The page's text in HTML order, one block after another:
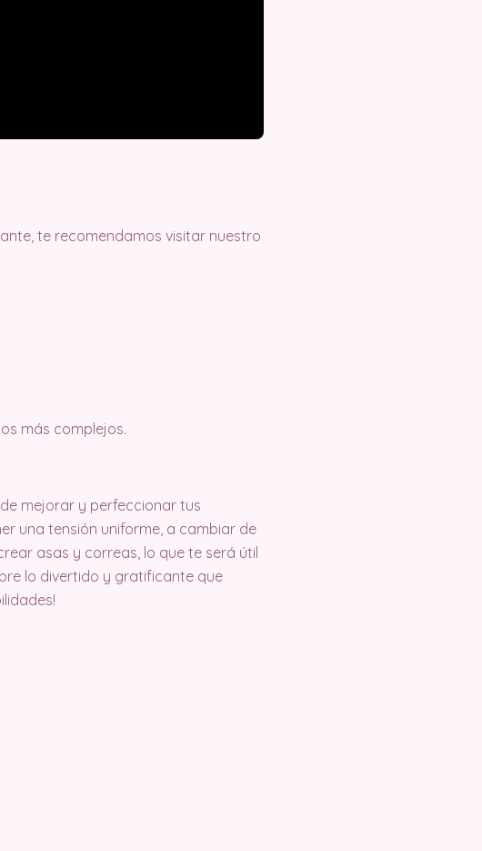
te recomendamos visitar nuestro
más complejos.
mejorar y perfeccionar tus
una tensión uniforme, a cambiar de
asas y correas, lo que te será útil
lo divertido y gratificante que